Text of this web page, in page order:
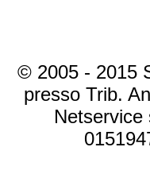
© 2005 - 2015
presso Trib.
Netservice